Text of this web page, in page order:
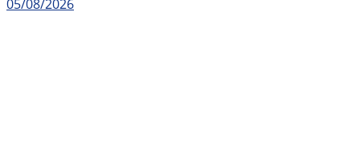
05/08/2026